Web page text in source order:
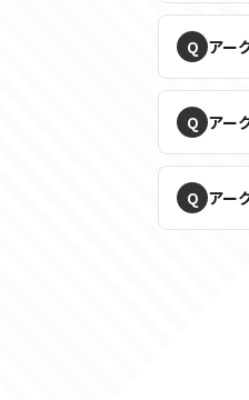
アー
アー
アー